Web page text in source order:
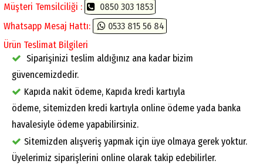
Müşteri Temsilciliği :
0850 303 1853
Whatsapp Mesaj Hattı:
0533 815 56 84
Ürün Teslimat Bilgileri
Siparişinizi teslim aldığınız ana kadar bizim
güvencemizdedir.
Kapıda nakit ödeme, Kapıda kredi kartıyla
ödeme, sitemizden kredi kartıyla online ödeme yada banka
havalesiyle ödeme yapabilirsiniz.
Sitemizden alışveriş yapmak için üye olmaya gerek yoktur.
Üyelerimiz siparişlerini online olarak takip edebilirler.